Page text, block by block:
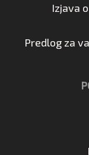
Izjava
Predlog za